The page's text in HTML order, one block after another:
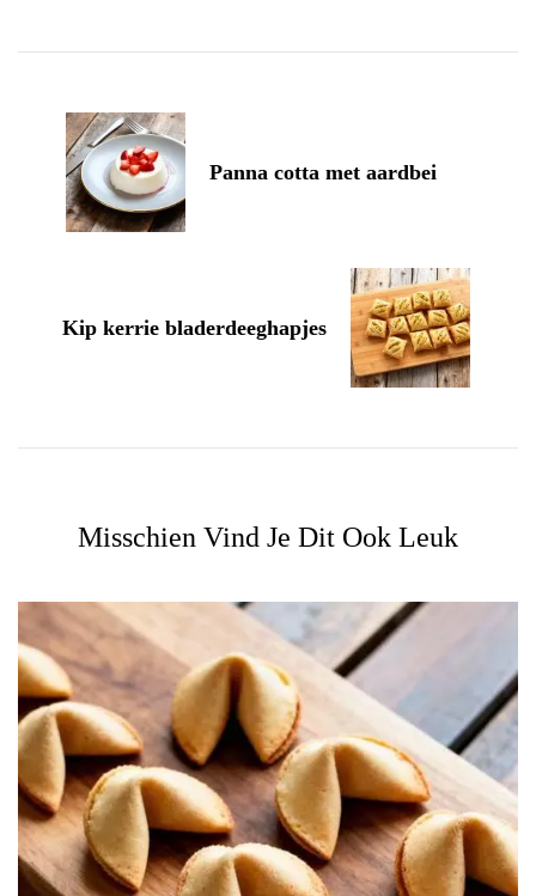
Navigation
Panna cotta met aardbei
Kip kerrie bladerdeeghapjes
Misschien Vind Je Dit Ook Leuk